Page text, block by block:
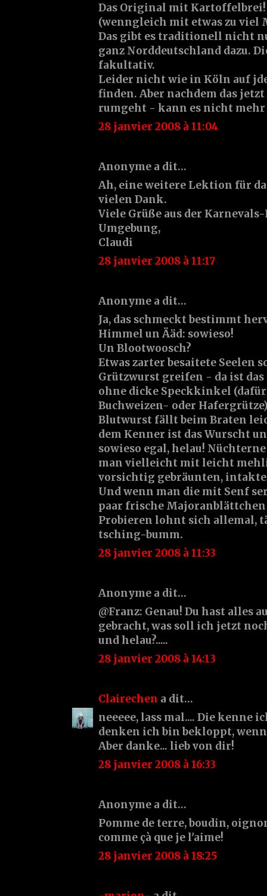
Das Original mit Kartoffelbrei!
(wenngleich mit etwas zu viel
Das gibt es traditionell nicht
ganz Norddeutschland dazu.
fakultativ.
Leider nicht wie in Köln auf
finden. Aber nachdem das
rumgeht - kann es nicht mehr
28 janvier 2008 à 11:04
Anonyme a dit…
Ah, eine weitere Lektion für
vielen Dank.
Viele Grüße aus der
Umgebung,
Claudi
28 janvier 2008 à 11:17
Anonyme a dit…
Ja, das schmeckt bestimmt
Himmel un Ääd: sowieso!
Un Blootwoosch?
Etwas zarter besaitete Seelen
Grützwurst greifen - da ist das
ohne dicke Speckkinkel
Buchweizen- oder
Blutwurst fällt beim Braten
dem Kenner ist das Wurscht
sowieso egal, helau!
man vielleicht mit leicht
vorsichtig gebräunten,
Und wenn man die mit Senf
paar frische Majoranblättchen
Probieren lohnt sich allemal,
tsching-bumm.
28 janvier 2008 à 11:33
Anonyme a dit…
@Franz: Genau! Du hast alles
gebracht, was soll ich jetzt
und helau?.....
28 janvier 2008 à 14:13
Clairechen a dit…
neeeee, lass mal.... Die kenne
denken ich bin bekloppt,
Aber danke... lieb von dir!
28 janvier 2008 à 16:33
Anonyme a dit…
Pomme de terre, boudin,
comme çà que je l'aime!
28 janvier 2008 à 18:25